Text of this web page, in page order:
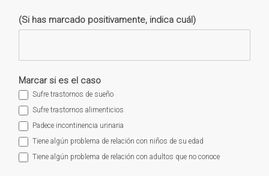
(Si has marcado positivamente, indica cuál)
Marcar si es el caso
Sufre trastornos de sueño
Sufre trastornos alimenticios
Padece incontinencia urinaria
Tiene algún problema de relación con niños de su edad
Tiene algún problema de relación con adultos que no conoce